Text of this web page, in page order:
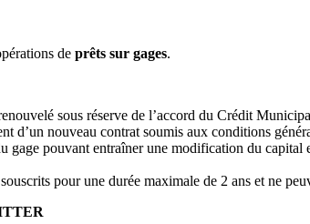
de prêts sur gages.
sous réserve de l’accord du Crédit
d’un nouveau contrat soumis aux conditions
gage pouvant entraîner une modification du
pour une durée maximale de 2 ans et ne